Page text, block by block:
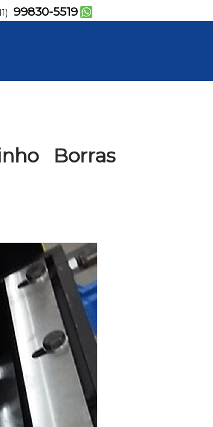
99830-5519
Borras